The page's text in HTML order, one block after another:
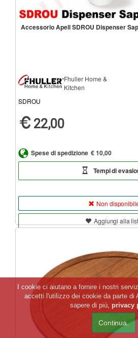
Accessorio Apell SDROU Dispenser
Fhuller Home &
Kitchen
SDROU
22,00
Spese di spedizione € 10,00
Tempi di
Non
Aggiungi alla
I cookie ci aiutano a fornire i nostri
accetti l'utilizzo dei cookie da parte di
sapere di più, privacy